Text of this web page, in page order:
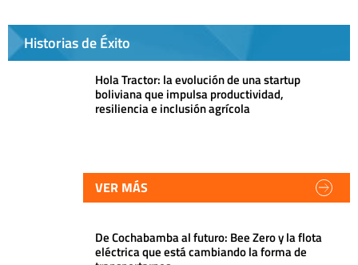
Historias de Éxito
Hola Tractor: la evolución de una startup
boliviana que impulsa productividad,
resiliencia e inclusión agrícola
VER MÁS
De Cochabamba al futuro: Bee Zero y la flota
eléctrica que está cambiando la forma de